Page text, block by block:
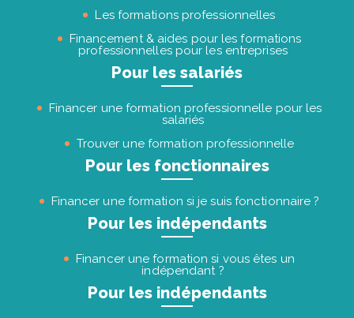
Les formations professionnelles
Financement & aides pour les formations
professionnelles pour les entreprises
Pour les salariés
Financer une formation professionnelle pour les
salariés
Trouver une formation professionnelle
Pour les fonctionnaires
Financer une formation si je suis fonctionnaire ?
Pour les indépendants
Financer une formation si vous êtes un
indépendant ?
Pour les indépendants